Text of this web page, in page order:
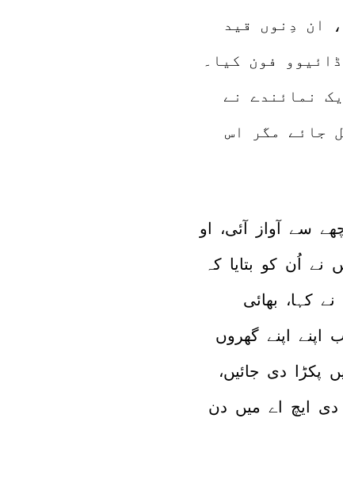
ان دِنوں قید
فون کیا۔
نمائندے نے
جائے مگر اس
سے آواز آئی، او
اُن کو بتایا کہ
کہا، بھائی
اپنے گھروں
پکڑا دی جائیں،
دی ایچ اے میں دن